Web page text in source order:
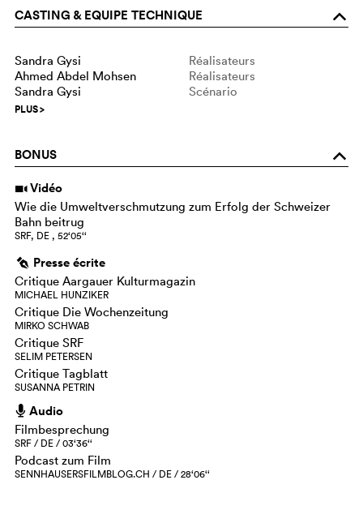
CASTING & EQUIPE TECHNIQUE o
Sandra Gysi
Réalisateurs
Ahmed Abdel Mohsen
Réalisateurs
Sandra Gysi
Scénario
PLUS>
BONUS o
i Vidéo
Wie die Umweltverschmutzung zum Erfolg der Schweizer
Bahn beitrug
SRF, DE , 52‘05‘‘
g Presse écrite
Critique Aargauer Kulturmagazin
MICHAEL HUNZIKER
Critique Die Wochenzeitung
MIRKO SCHWAB
Critique SRF
SELIM PETERSEN
Critique Tagblatt
SUSANNA PETRIN
h Audio
Filmbesprechung
SRF / DE / 03‘36‘‘
Podcast zum Film
SENNHAUSERSFILMBLOG.CH / DE / 28‘06‘‘